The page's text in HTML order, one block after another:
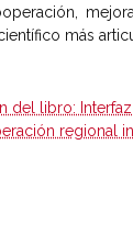
más